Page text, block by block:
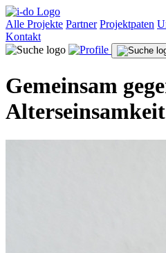
Alle Projekte Partner Projektpaten
Kontakt
Gemeinsam
Alterseinsamkeit